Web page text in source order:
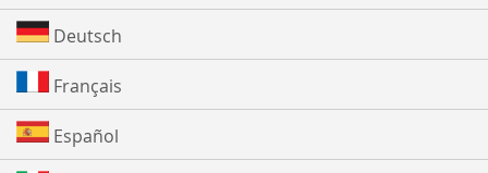
Deutsch
Français
Español